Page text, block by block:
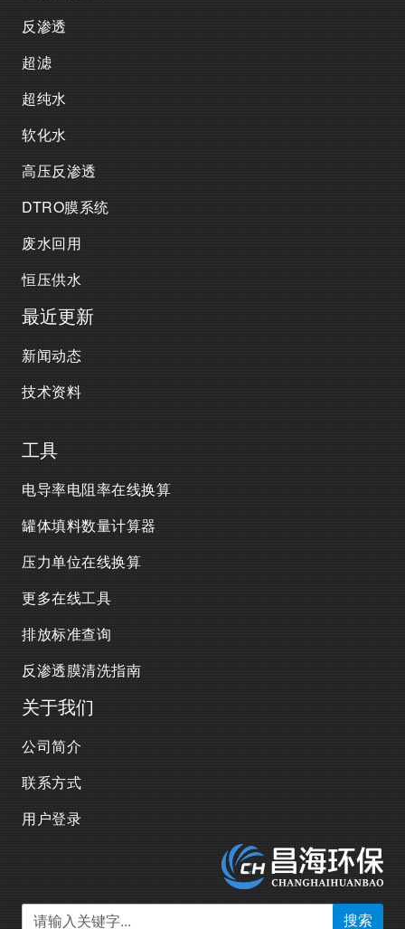
反渗透
超滤
超纯水
软化水
高压反渗透
DTRO膜系统
废水回用
恒压供水
最近更新
新闻动态
技术资料
工具
电导率电阻率在线换算
罐体填料数量计算器
压力单位在线换算
更多在线工具
排放标准查询
反渗透膜清洗指南
关于我们
公司简介
联系方式
用户登录
搜索